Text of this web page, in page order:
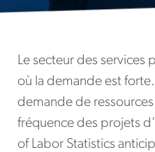
Le secteur des services
où la demande est
demande de
fréquence des projets
of Labor Statistics